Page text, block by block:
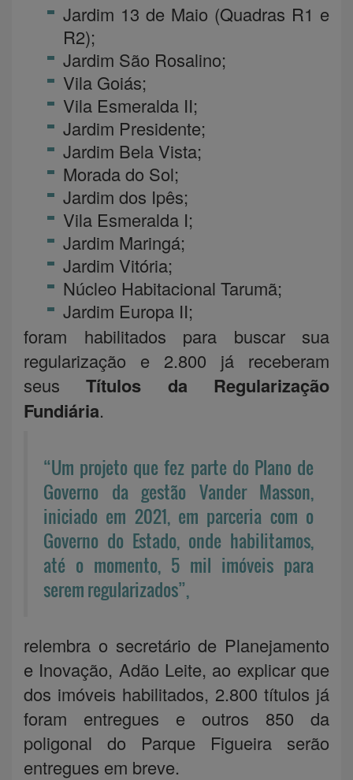
Jardim 13 de Maio (Quadras R1 e
R2);
Jardim São Rosalino;
Vila Goiás;
Vila Esmeralda II;
Jardim Presidente;
Jardim Bela Vista;
Morada do Sol;
Jardim dos Ipês;
Vila Esmeralda I;
Jardim Maringá;
Jardim Vitória;
Núcleo Habitacional Tarumã;
Jardim Europa II;
foram habilitados para buscar sua
regularização e 2.800 já receberam
seusTítulos da Regularização
Fundiária.
“Um projeto que fez parte do Plano de
Governo da gestão Vander Masson,
iniciado em 2021, em parceria com o
Governo do Estado, onde habilitamos,
até o momento, 5 mil imóveis para
serem regularizados”,
relembra o secretário de Planejamento
e Inovação, Adão Leite, ao explicar que
dos imóveis habilitados, 2.800 títulos já
foram entregues e outros 850 da
poligonal do Parque Figueira serão
entregues em breve.